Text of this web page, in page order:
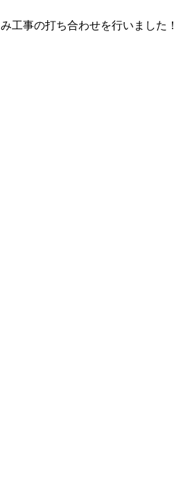
工事の打ち合わせを行いました！